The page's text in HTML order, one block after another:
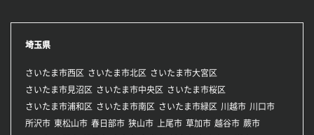
埼玉県
さいたま市西区 さいたま市北区
さいたま市大宮区
さいたま市見沼区
さいたま市中央区
さいたま市桜区
さいたま市浦和区
さいたま市南区 さいたま市緑区 川越市 川口市
所沢市 東松山市 春日部市 狭山市 上尾市 草加市 越谷市 蕨市